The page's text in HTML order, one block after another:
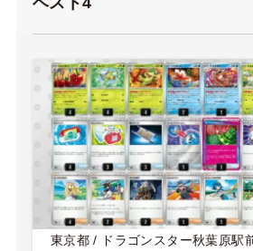
東京都 / ドラゴンスター秋葉原駅